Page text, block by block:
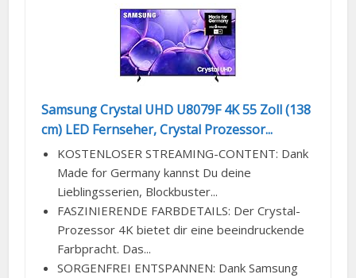
Samsung Crystal UHD U8079F 4K 55 Zoll (138
cm) LED Fernseher, Crystal Prozessor...
KOSTENLOSER STREAMING-CONTENT: Dank
Made for Germany kannst Du deine
Lieblingsserien, Blockbuster...
FASZINIERENDE FARBDETAILS: Der Crystal-
Prozessor 4K bietet dir eine beeindruckende
Farbpracht. Das...
SORGENFREI ENTSPANNEN: Dank Samsung